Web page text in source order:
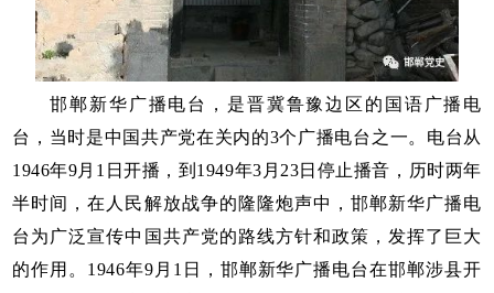
邯郸新华广播电台，是晋冀鲁豫边区的国语广播电
台，当时是中国共产党在关内的3个广播电台之一。电台从
1946年9月1日开播，到1949年3月23日停止播音，历时两年
半时间，在人民解放战争的隆隆炮声中，邯郸新华广播电
台为广泛宣传中国共产党的路线方针和政策，发挥了巨大
的作用。1946年9月1日，邯郸新华广播电台在邯郸涉县开